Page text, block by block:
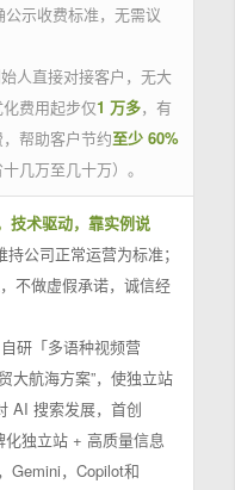
示收费标准，无需议
人直接对接客户，无大
费用起步仅1 万多，有
帮助客户节约至少 60%
几万至几十万）。
技术驱动，靠实例说
公司正常运营为标准；
不做虚假承诺，诚信经
研「多语种视频营
大航海方案”，使独立站
AI 搜索发展，首创
化独立站 + 高质量信息
Gemini，Copilot和